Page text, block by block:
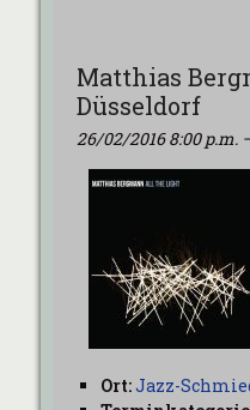
Matthias
Düsseldorf
26/02/2016 8:00 p.m.
Ort:Jazz-